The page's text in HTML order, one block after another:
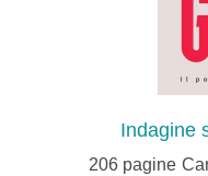
Indagine
206 pagine